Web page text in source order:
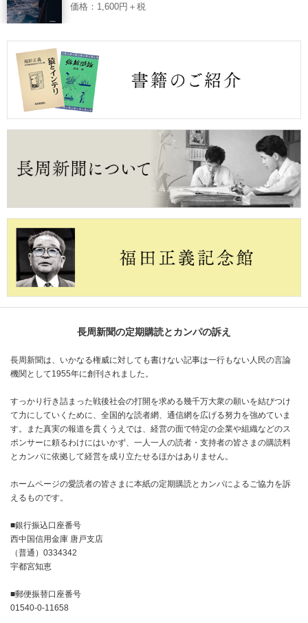
価格：1,600円＋税
長周新聞の定期購読とカンパの訴え
長周新聞は、いかなる権威に対しても書けない記事は一行もない人民の言論
機関として1955年に創刊されました。
すっかり行き詰まった戦後社会の打開を求める幾千万大衆の願いを結びつけ
て力にしていくために、全国的な読者網、通信網を広げる努力を強めていま
す。また真実の報道を貫くうえでは、経営の面で特定の企業や組織などのス
ポンサーに頼るわけにはいかず、一人一人の読者・支持者の皆さまの購読料
とカンパに依拠して経営を成り立たせるほかはありません。
ホームページの愛読者の皆さまに本紙の定期購読とカンパによるご協力を訴
えるものです。
■銀行振込口座番号
西中国信用金庫 唐戸支店
（普通）0334342
宇都宮知恵
■郵便振替口座番号
01540-0-11658